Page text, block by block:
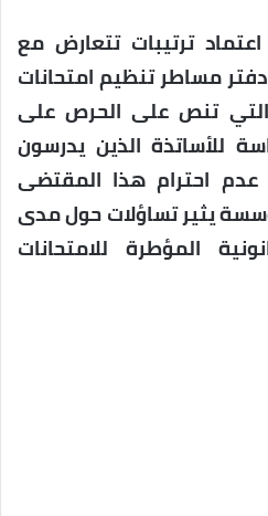
ترتيبات تتعارض مع
المادة 47 من دفتر مساطر تنظيم امتحانات
التي تنص على الحرص على
للأساتذة الذين يدرسون
عدم احترام هذا المقتضى
يثير تساؤلات حول مدى
المؤطرة للامتحانات